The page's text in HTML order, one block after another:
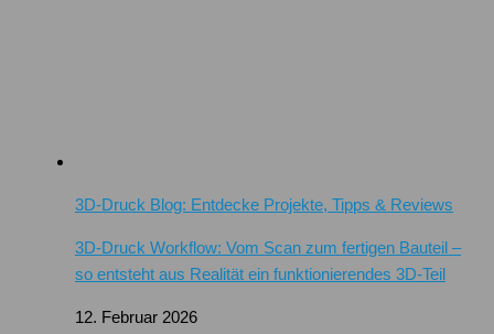
3D-Druck Blog: Entdecke Projekte, Tipps & Reviews
3D-Druck Workflow: Vom Scan zum fertigen Bauteil –
so entsteht aus Realität ein funktionierendes 3D-Teil
12. Februar 2026